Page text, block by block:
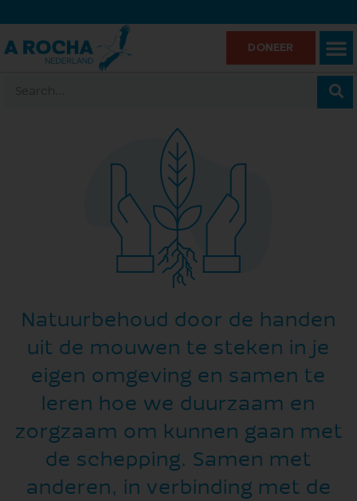
DONEER
Natuurbehoud door de handen
uit de mouwen te steken in je
eigen omgeving en samen te
leren hoe we duurzaam en
zorgzaam om kunnen gaan met
de schepping. Samen met
anderen, in verbinding met de